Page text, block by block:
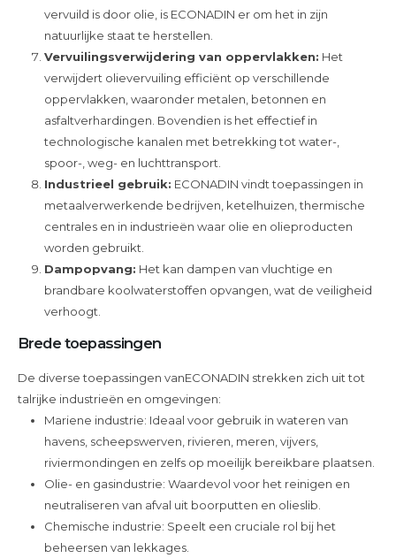
vervuild is door olie, is ECONADIN er om het in zijn
natuurlijke staat te herstellen.
Vervuilingsverwijdering van oppervlakken: Het
verwijdert olievervuiling efficiënt op verschillende
oppervlakken, waaronder metalen, betonnen en
asfaltverhardingen. Bovendien is het effectief in
technologische kanalen met betrekking tot water-,
spoor-, weg- en luchttransport.
Industrieel gebruik: ECONADIN vindt toepassingen in
metaalverwerkende bedrijven, ketelhuizen, thermische
centrales en in industrieën waar olie en olieproducten
worden gebruikt.
Dampopvang: Het kan dampen van vluchtige en
brandbare koolwaterstoffen opvangen, wat de veiligheid
verhoogt.
Brede toepassingen
De diverse toepassingen vanECONADIN strekken zich uit tot
talrijke industrieën en omgevingen:
Mariene industrie: Ideaal voor gebruik in wateren van
havens, scheepswerven, rivieren, meren, vijvers,
riviermondingen en zelfs op moeilijk bereikbare plaatsen.
Olie- en gasindustrie: Waardevol voor het reinigen en
neutraliseren van afval uit boorputten en olieslib.
Chemische industrie: Speelt een cruciale rol bij het
beheersen van lekkages.